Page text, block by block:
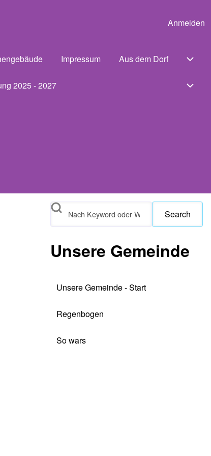
Anmelden
von Was tun wenn
Impressum Aus dem Dorf
2025 - 2027
Search
Unsere Gemeinde
Unsere Gemeinde - Start
Regenbogen
So wars